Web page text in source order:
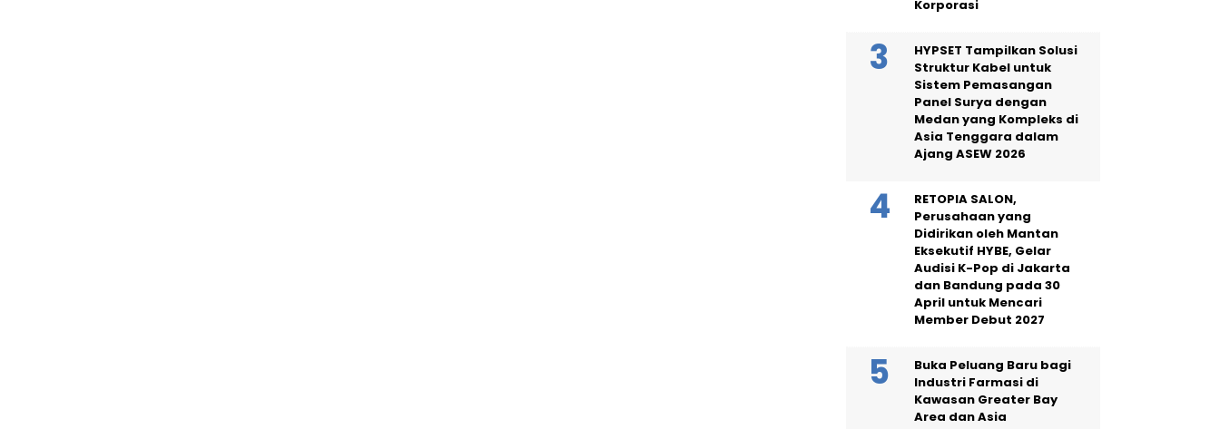
Korporasi
HYPSET Tampilkan Solusi
Struktur Kabel untuk
Sistem Pemasangan
Panel Surya dengan
Medan yang Kompleks di
Asia Tenggara dalam
Ajang ASEW 2026
RETOPIA SALON,
Perusahaan yang
Didirikan oleh Mantan
Eksekutif HYBE, Gelar
Audisi K-Pop di Jakarta
dan Bandung pada 30
April untuk Mencari
Member Debut 2027
Buka Peluang Baru bagi
Industri Farmasi di
Kawasan Greater Bay
Area dan Asia